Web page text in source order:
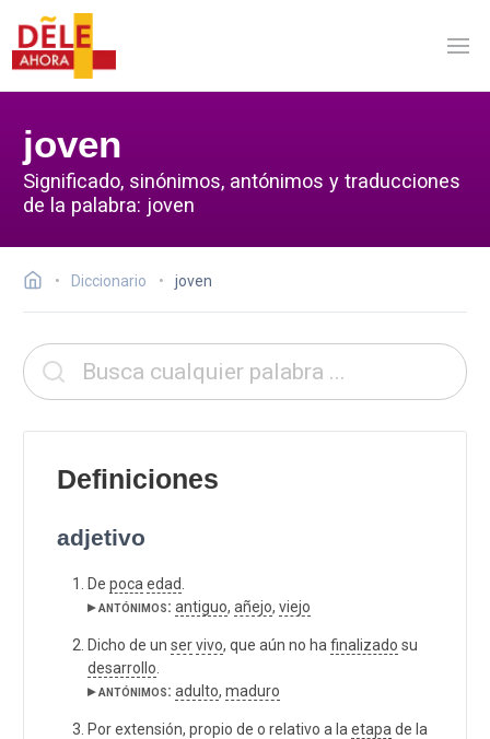
joven
Significado, sinónimos, antónimos y traducciones
de la palabra: joven
Diccionario joven
Definiciones
adjetivo
De poca edad
▸ antónimos: antiguo, añejo, viejo
Dicho de un servivo, que aún no ha finalizado su
desarrollo
▸ antónimos: adulto, maduro
Por extensión, propio de o relativo a la etapa de la